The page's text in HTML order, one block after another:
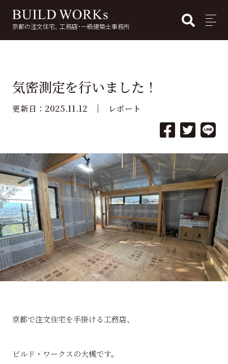
京都の注文住宅。工務店・一級建築士事務所 MENU
気密測定を行いました！
更新日： 2025.11.12 レポート
京都で注文住宅を手掛ける工務店、
ビルド・ワークスの大槻です。